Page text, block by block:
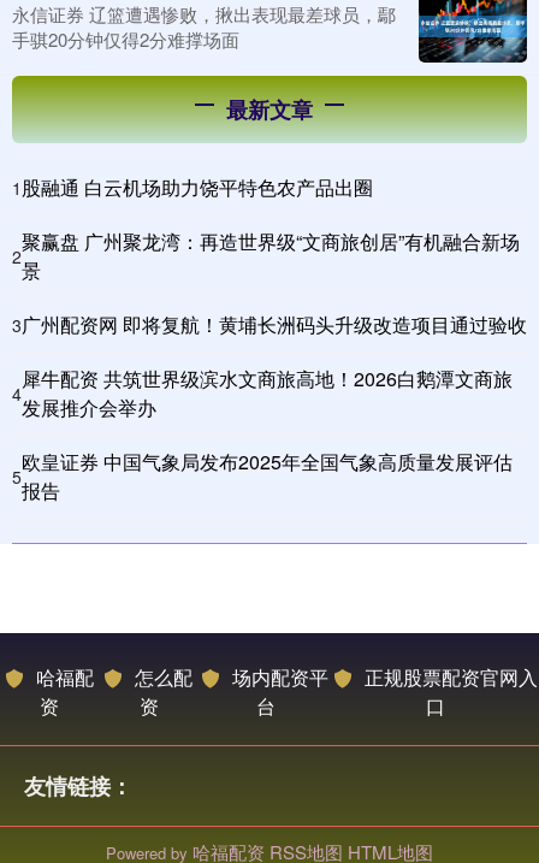
永信证券 辽篮遭遇惨败，揪出表现最差球员，鄢
手骐20分钟仅得2分难撑场面
最新文章
1 股融通 白云机场助力饶平特色农产品出圈
2
聚赢盘 广州聚龙湾：再造世界级“文商旅创居”有机融合新场
景
3广州配资网 即将复航！黄埔长洲码头升级改造项目通过验收
4
犀牛配资 共筑世界级滨水文商旅高地！2026白鹅潭文商旅
发展推介会举办
5
欧皇证券 中国气象局发布2025年全国气象高质量发展评估
报告
哈福配
资
怎么配
资
场内配资平
台
正规股票配资官网入
口
友情链接：
Powered by 哈福配资 RSS地图 HTML地图